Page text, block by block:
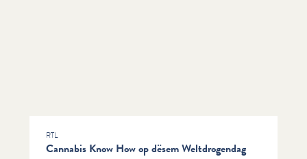
RTL
Cannabis Know How op dësem Weltdrogendag